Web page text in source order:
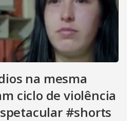
na mesma
ciclo de violência
#shorts